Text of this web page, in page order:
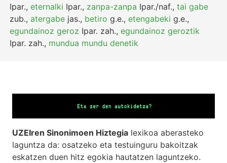
Ipar.,eternalki Ipar., zanpa-zanpa Ipar./naf.,tai gabe
zub.,atergabe jas., betiro g.e.,etengabeki g.e.,
egundainoz geroz Ipar. zah.,egundainoz geroztik
Ipar. zah., mundua mundu denetik
UZEIren Sinonimoen Hiztegia lexikoa aberasteko
laguntza da: osatzeko eta testuinguru bakoitzak
eskatzen duen hitz egokia hautatzen laguntzeko.